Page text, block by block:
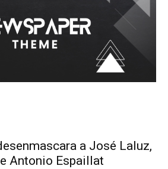
a José Laluz,
Antonio Espaillat